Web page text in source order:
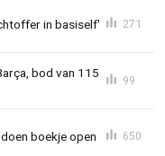
in basiself' 271
bod van 115
99
boekje open 650